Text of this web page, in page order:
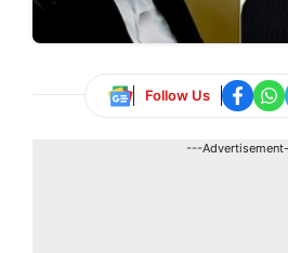
Follow Us
---